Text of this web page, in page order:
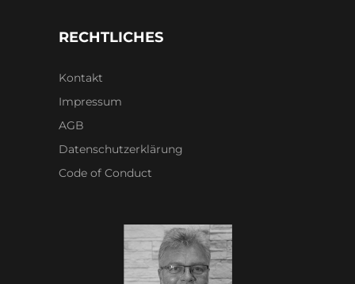
RECHTLICHES
Kontakt
Impressum
AGB
Datenschutzerklärung
Code of Conduct